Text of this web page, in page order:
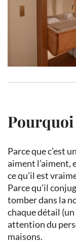
Parce que c’est un
aiment l’aiment,
ce qu’il est
Parce qu’il
tomber dans la
chaque détail
attention du
maisons.